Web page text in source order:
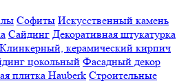
Софиты Искусственный камень
Сайдинг Декоративная штукатурка
Клинкерный, керамический кирпич
цокольный Фасадный декор
плитка Hauberk Строительные